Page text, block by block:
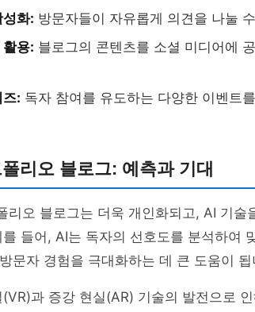
성화: 방문자들이 자유롭게 의견을 나눌
활용: 블로그의 콘텐츠를 소셜 미디어에
즈: 독자 참여를 유도하는 다양한 이벤트
리오 블로그: 예측과 기대
리오 블로그는 더욱 개인화되고, AI 기술
들어, AI는 독자의 선호도를 분석하여
문자 경험을 극대화하는 데 큰 도움이 됩
과 증강 현실(AR) 기술의 발전으로